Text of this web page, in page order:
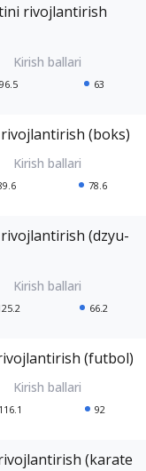
rivojlantirish
96.5 63
(boks)
78.6
(dzyu-
66.2
(futbol)
116.1 92
(karate